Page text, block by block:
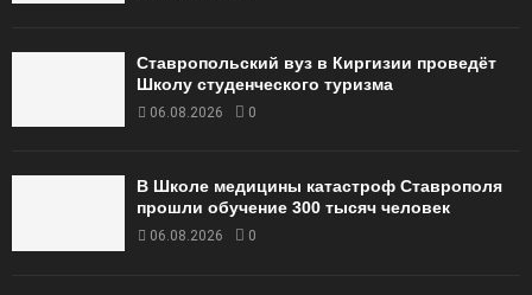
Ставропольский вуз в Киргизии проведёт
Школу студенческого туризма
06.08.2026 0
В Школе медицины катастроф Ставрополя
прошли обучение 300 тысяч человек
06.08.2026 0